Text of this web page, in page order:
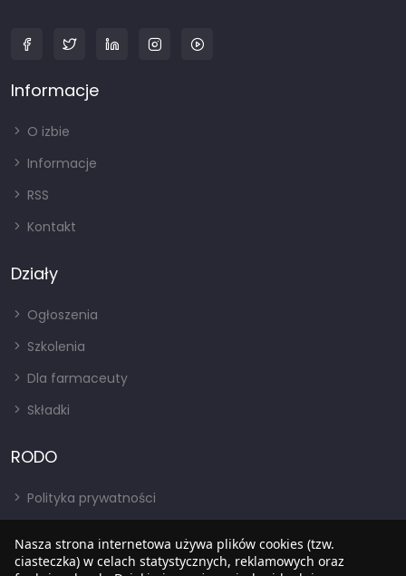
Informacje
O izbie
Informacje
RSS
Kontakt
Działy
Ogłoszenia
Szkolenia
Dla farmaceuty
Składki
RODO
Polityka prywatności
RODO
Nasza strona internetowa używa plików cookies (tzw.
ciasteczka) w celach statystycznych, reklamowych oraz